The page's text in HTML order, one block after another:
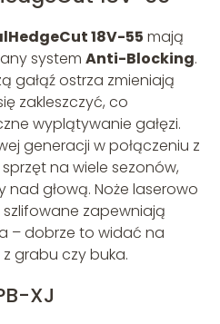
18V-55 mają
system Anti-Blocking.
gałąź ostrza zmieniają
zakleszczyć, co
wyplątywanie gałęzi.
generacji w połączeniu z
na wiele sezonów,
głową. Noże laserowo
zapewniają
– dobrze to widać na
grabu czy buka.
XJ